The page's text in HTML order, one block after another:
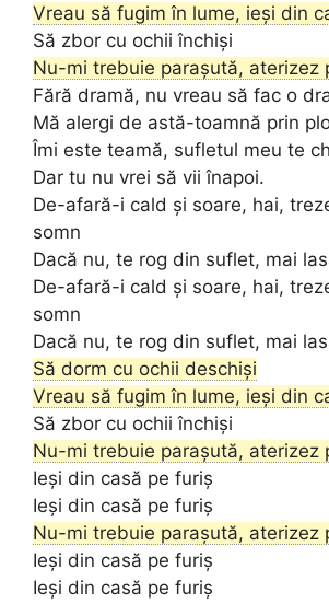
Vreau să fugim în lume, ieși din
Să zbor cu ochii închiși
Nu-mi trebuie parașută, aterizez
Fără dramă, nu vreau să fac o
Mă alergi de astă-toamnă prin
Îmi este teamă, sufletul meu te
Dar tu nu vrei să vii înapoi.
De-afară-i cald și soare, hai,
somn
Dacă nu, te rog din suflet, mai
De-afară-i cald și soare, hai,
somn
Dacă nu, te rog din suflet, mai
Să dorm cu ochii deschiși
Vreau să fugim în lume, ieși din
Să zbor cu ochii închiși
Nu-mi trebuie parașută, aterizez
Ieși din casă pe furiș
Ieși din casă pe furiș
Nu-mi trebuie parașută, aterizez
Ieși din casă pe furiș
Ieși din casă pe furiș